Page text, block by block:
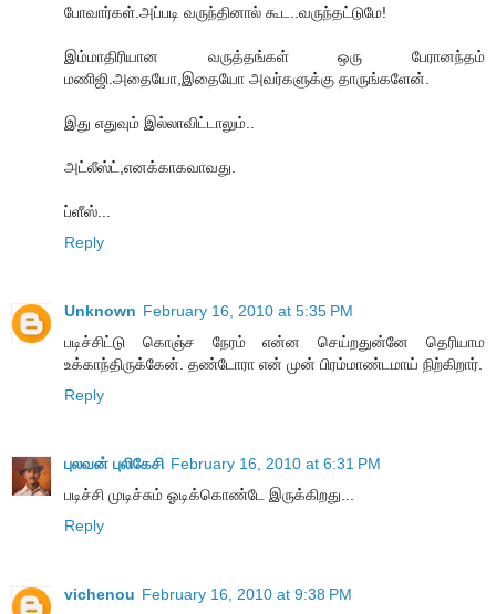
போவார்கள்.அப்படி வருந்தினால் கூட..வருந்தட்டுமே!
இம்மாதிரியான வருத்தங்கள் ஒரு பேரானந்தம்
மணிஜி.அதையோ,இதையோ அவர்களுக்கு தாருங்களேன்.
இது எதுவும் இல்லாவிட்டாலும்..
அட்லீஸ்ட்,எனக்காகவாவது.
ப்ளீஸ்...
Reply
Unknown February 16, 2010 at 5:35 PM
படிச்சிட்டு கொஞ்ச நேரம் என்ன செய்றதுன்னே தெரியாம
உக்காந்திருக்கேன். தண்டோரா என் முன் பிரம்மாண்டமாய் நிற்கிறார்.
Reply
புலவன் புலிகேசி February 16, 2010 at 6:31 PM
படிச்சி முடிச்சும் ஓடிக்கொண்டே இருக்கிறது...
Reply
vichenou February 16, 2010 at 9:38 PM